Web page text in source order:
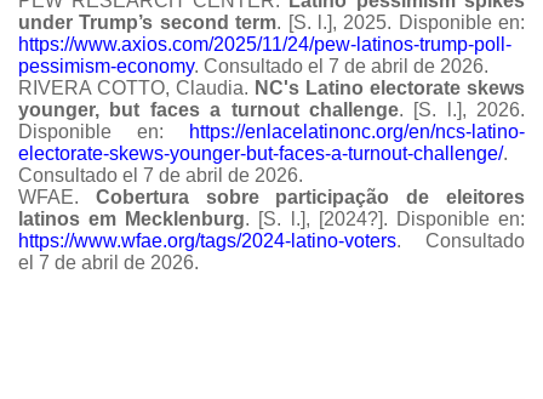
under Trump’s second term. [S. l.], 2025. Disponible en:
https://www.axios.com/2025/11/24/pew-latinos-trump-poll-
pessimism-economy. Consultado el 7 de abril de 2026.
RIVERA COTTO, Claudia. NC's Latino electorate skews
younger, but faces a turnout challenge.
[S. l.], 2026.
Disponible en:
https://enlacelatinonc.org/en/ncs-latino-
electorate-skews-younger-but-faces-a-turnout-challenge/.
Consultado el 7 de abril de 2026.
WFAE. Cobertura sobre participação de eleitores
latinos em Mecklenburg. [S. l.], [2024?]. Disponible en:
https://www.wfae.org/tags/2024-latino-voters. Consultado
el 7 de abril de 2026.